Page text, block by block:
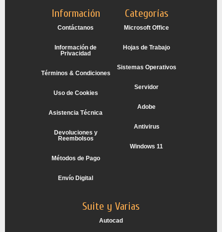
Información
Contáctanos
Información de
Privacidad
Términos & Condiciones
Uso de Cookies
Asistencia Técnica
Devoluciones y
Reembolsos
Métodos de Pago
Envío Digital
Categorías
Microsoft Office
Hojas de Trabajo
Sistemas Operativos
Servidor
Adobe
Antivirus
Windows 11
Suite y Varias
Autocad